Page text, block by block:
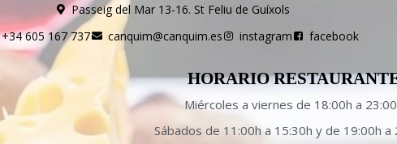
Passeig del Mar 13-16. St Feliu de Guíxols
+34 605 167 737
canquim@canquim.es instagram facebook
HORARIO
Miércoles a viernes de 18:00h a
Sábados de 11:00h a 15:30h y de 19:00h a